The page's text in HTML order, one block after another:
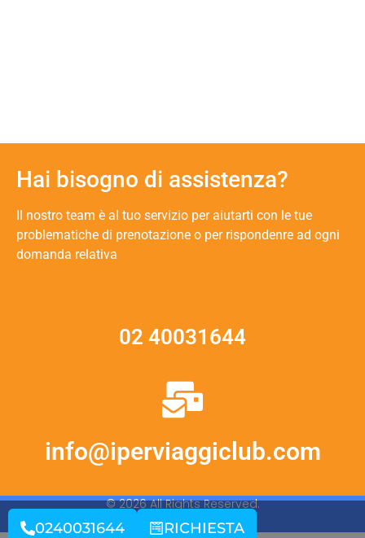
0240031644 RICHIESTA
Hai bisogno di assistenza?
Il nostro team è al tuo servizio per aiutarti con le tue
problematiche di prenotazione o per rispondenre ad ogni
domanda relativa
02 40031644
info@iperviaggiclub.com
© 2026 All Rights Reserved.